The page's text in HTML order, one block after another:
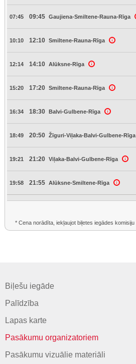
07:45 09:45 Gaujiena-Smiltene-Rauna-Rīga
10:10 12:10 Smiltene-Rauna-Rīga
12:14 14:10 Alūksne-Rīga
15:20 17:20 Smiltene-Rauna-Rīga
16:34 18:30 Balvi-Gulbene-Rīga
18:49 20:50 Žīguri-Viļaka-Balvi-Gulbene-Rīga
19:21 21:20 Viļaka-Balvi-Gulbene-Rīga
19:58 21:55 Alūksne-Smiltene-Rīga
* Cena norādīta, iekļaujot biļetes iegādes komisiju
Biļešu iegāde
Palīdzība
Lapas karte
Pasākumu organizatoriem
Pasākumu vizuālie materiāli